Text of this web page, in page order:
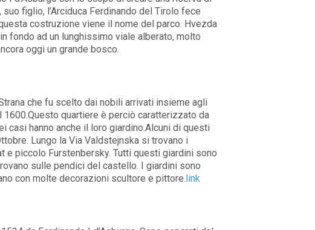
figlio, l’Arciduca Ferdinando del Tirolo fece
costruzione viene il nome del parco. Hvezda
fondo ad un lunghissimo viale alberato, molto
oggi un grande bosco.
che fu scelto dai nobili arrivati insieme agli
quartiere è perciò caratterizzato da
casi hanno anche il loro giardino.Alcuni di questi
Lungo la Via Valdstejnska si trovano i
e piccolo Furstenbersky. Tutti questi giardini sono
sulle pendici del castello. I giardini sono
con molte decorazioni scultore e pittore.link